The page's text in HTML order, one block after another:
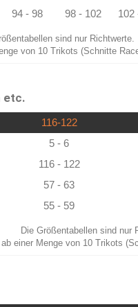
sind nur Richtwerte.
von 10 Trikots (Schnitte
94 - 98 98 - 102 102
etc.
116-122
Die Größentabellen sind nur
einer Menge von 10 Trikots
5 - 6
116 - 122
57 - 63
55 - 59